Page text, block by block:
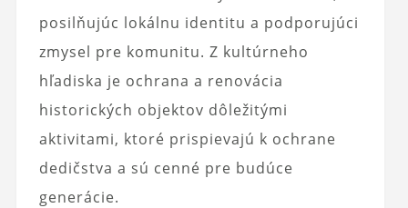
posilňujúc lokálnu identitu a podporujúci
zmysel pre komunitu. Z kultúrneho
hľadiska je ochrana a renovácia
historických objektov dôležitými
aktivitami, ktoré prispievajú k ochrane
dedičstva a sú cenné pre budúce
generácie.